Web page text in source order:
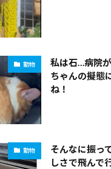
動物
私は石…病院
ちゃんの擬態
ね！
動物
そんなに振っ
しさで飛んで